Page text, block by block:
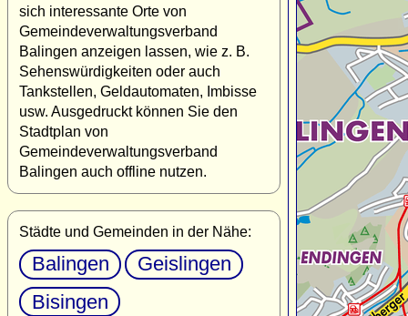
sich interessante Orte von
Gemeindeverwaltungsverband
Balingen anzeigen lassen, wie z. B.
Sehenswürdigkeiten oder auch
Tankstellen, Geldautomaten, Imbisse
usw. Ausgedruckt können Sie den
Stadtplan von
Gemeindeverwaltungsverband
Balingen auch offline nutzen.
Städte und Gemeinden in der Nähe:
Balingen
Geislingen
Bisingen